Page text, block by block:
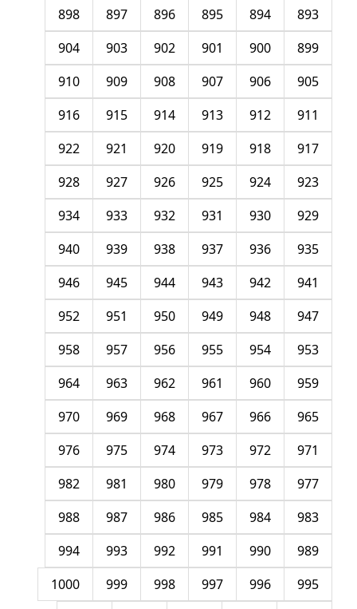
893
894
895
896
897
898
899
900
901
902
903
904
905
906
907
908
909
910
911
912
913
914
915
916
917
918
919
920
921
922
923
924
925
926
927
928
929
930
931
932
933
934
935
936
937
938
939
940
941
942
943
944
945
946
947
948
949
950
951
952
953
954
955
956
957
958
959
960
961
962
963
964
965
966
967
968
969
970
971
972
973
974
975
976
977
978
979
980
981
982
983
984
985
986
987
988
989
990
991
992
993
994
995
996
997
998
999
1000